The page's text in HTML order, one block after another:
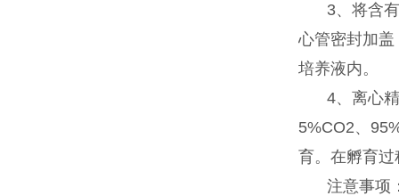
3、将含
心管密封加
培养液内。
4、离心
5%CO2、
育。在孵育过
注意事项